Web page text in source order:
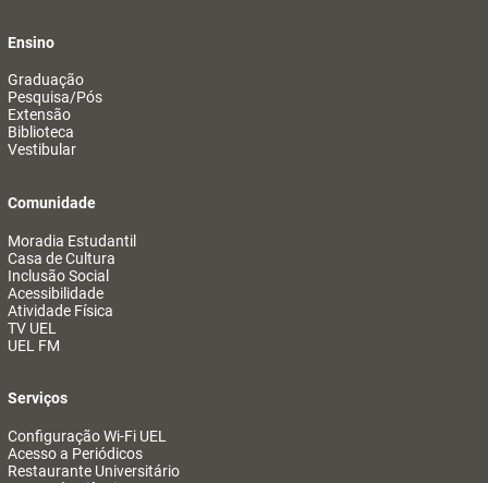
Ensino
Graduação
Pesquisa/Pós
Extensão
Biblioteca
Vestibular
Comunidade
Moradia Estudantil
Casa de Cultura
Inclusão Social
Acessibilidade
Atividade Física
TV UEL
UEL FM
Serviços
Configuração Wi-Fi UEL
Acesso a Periódicos
Restaurante Universitário